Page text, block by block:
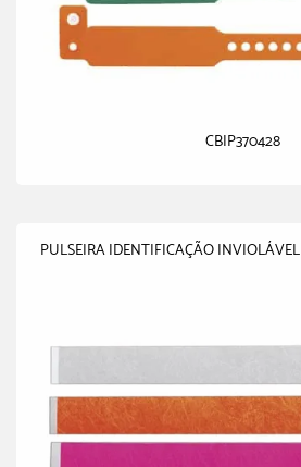
CBIP370428
PULSEIRA IDENTIFICAÇÃO INVIOLÁVEL